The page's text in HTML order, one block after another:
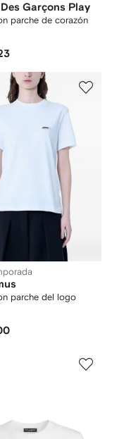
Garçons Play
parche de corazón
parche del logo